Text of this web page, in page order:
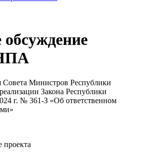
Совета Министров Республики
Закона Республики
г. № 361-З «Об ответственном